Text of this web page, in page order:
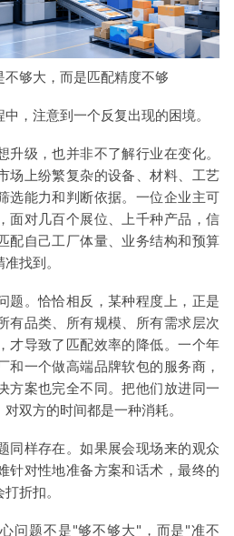
够大，而是匹配精度不够
，注意到一个反复出现的困境。
级，也并非不了解行业在变化。
场上纷繁复杂的设备、材料、工艺
选能力和判断依据。一位企业主可
面对几百个展位、上千种产品，信
配自己工厂体量、业务结构和预算
找到。
题。恰恰相反，某种程度上，正是
有品类、所有规模、所有需求层次
才导致了匹配效率的降低。一个年
和一个做高端品牌软包的服务商，
方案也完全不同。把他们放进同一
双方的时间都是一种消耗。
同样存在。如果展会现场来的观众
针对性地准备方案和话术，最终的
折扣。
问题不是"够不够大"，而是"准不